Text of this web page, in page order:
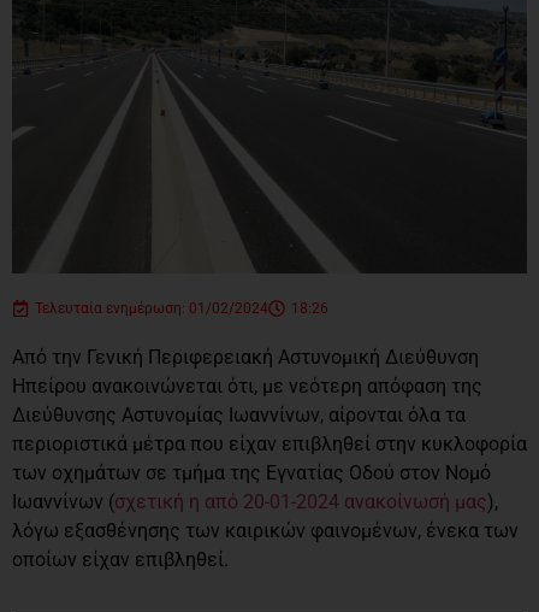
Τελευταία ενημέρωση: 01/02/2024 18:26
Από την Γενική Περιφερειακή Αστυνομική Διεύθυνση
Ηπείρου ανακοινώνεται ότι, με νεότερη απόφαση της
Διεύθυνσης Αστυνομίας Ιωαννίνων, αίρονται όλα τα
περιοριστικά μέτρα που είχαν επιβληθεί στην κυκλοφορία
των οχημάτων σε τμήμα της Εγνατίας Οδού στον Νομό
Ιωαννίνων (σχετική η από 20-01-2024 ανακοίνωσή μας),
λόγω εξασθένησης των καιρικών φαινομένων, ένεκα των
οποίων είχαν επιβληθεί.